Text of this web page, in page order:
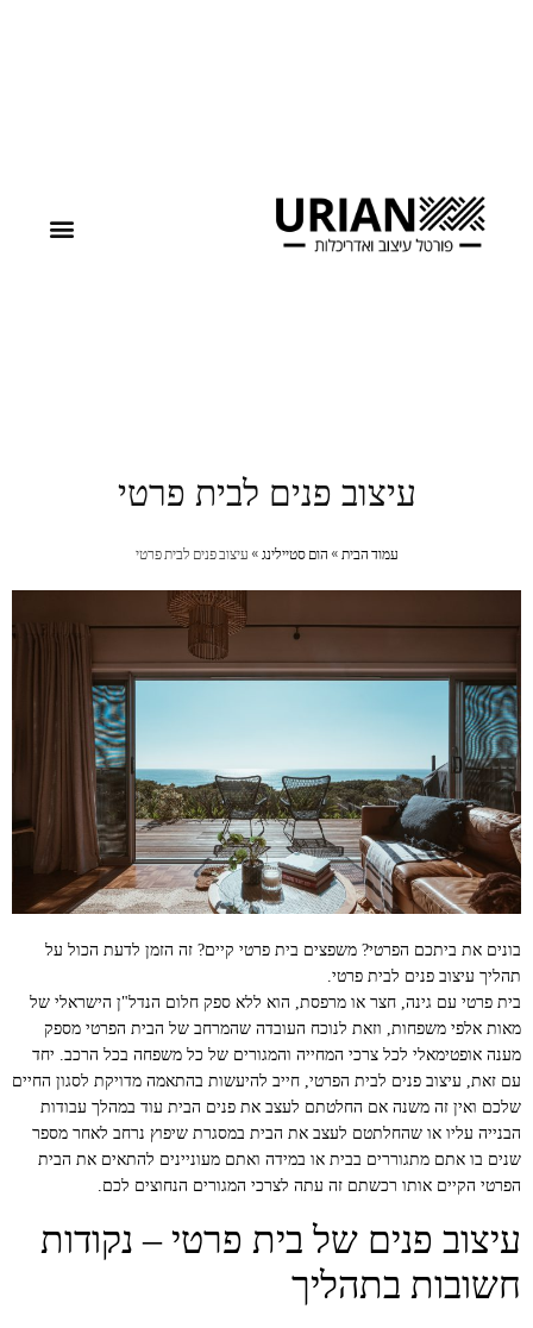
עיצוב פנים לבית פרטי
עמוד הבית » הום סטיילינג » עיצוב פנים לבית פרטי
בונים את ביתכם הפרטי? משפצים בית פרטי קיים? זה הזמן לדעת הכול על
תהליך עיצוב פנים לבית פרטי.
בית פרטי עם גינה, חצר או מרפסת, הוא ללא ספק חלום הנדל"ן הישראלי של
מאות אלפי משפחות, וזאת לנוכח העובדה שהמרחב של הבית הפרטי מספק
מענה אופטימאלי לכל צרכי המחייה והמגורים של כל משפחה בכל הרכב. יחד
עם זאת, עיצוב פנים לבית הפרטי, חייב להיעשות בהתאמה מדויקת לסגון החיים
שלכם ואין זה משנה אם החלטתם לעצב את פנים הבית עוד במהלך עבודות
הבנייה עליו או שהחלתטם לעצב את הבית במסגרת שיפוץ נרחב לאחר מספר
שנים בו אתם מתגוררים בבית או במידה ואתם מעוניינים להתאים את הבית
הפרטי הקיים אותו רכשתם זה עתה לצרכי המגורים הנחוצים לכם.
עיצוב פנים של בית פרטי – נקודות
חשובות בתהליך